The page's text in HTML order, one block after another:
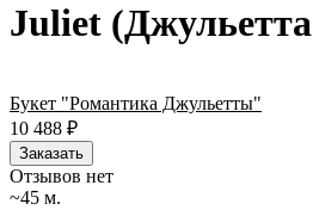
Juliet
Букет "Романтика Джульетты"
10 488 ₽
Заказать
Отзывов нет
~45 м.